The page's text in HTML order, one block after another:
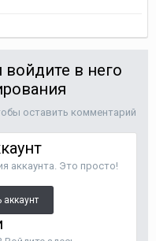
войдите в него
оставить комментарий
аккаунта. Это просто!
аккаунт